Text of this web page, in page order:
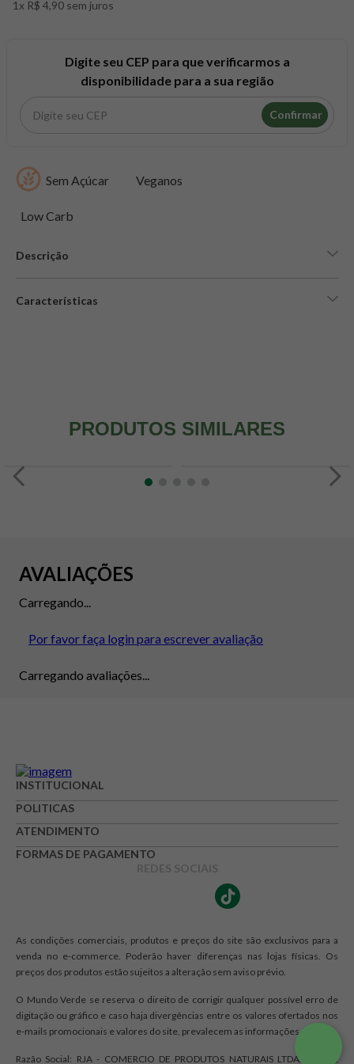
1x R$ 4,90 sem juros
Digite seu CEP para que verificarmos a
disponibilidade para a sua região
Confirmar
Sem Açúcar Veganos
Low Carb
Descrição
Características
PRODUTOS SIMILARES
AVALIAÇÕES
Carregando...
Por favor faça login para escrever avaliação
Carregando avaliações...
INSTITUCIONAL
POLITICAS
ATENDIMENTO
FORMAS DE PAGAMENTO
REDES SOCIAIS
As condições comerciais, produtos e preços do site são exclusivos para a
venda no e-commerce. Poderão haver diferenças nas lojas físicas. Os
preços dos produtos estão sujeitos a alteração sem aviso prévio.
O Mundo Verde se reserva o direito de corrigir qualquer possível erro de
digitação ou gráfico e caso haja divergências entre os valores ofertados nos
e-mails promocionais e valores do site, prevalecem as informações do site.
Razão Social: RJA - COMERCIO DE PRODUTOS NATURAIS LTDA. | CNPJ:
8º snack proteico mundo verde
creatina mundo verde